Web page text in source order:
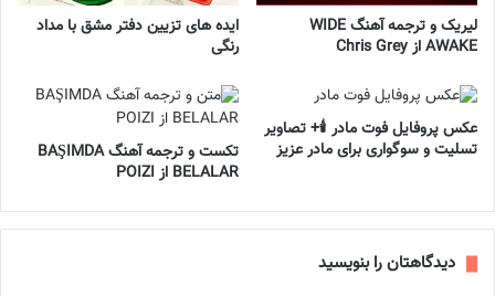
لیریک و ترجمه آهنگ WIDE
AWAKE از Chris Grey
ایده های تزیین دفتر مشق با مداد
رنگی
عکس پروفایل فوت مادر 🕯️+ تصاویر
تسلیت و سوگواری برای مادر عزیز
تکست و ترجمه آهنگ BAŞIMDA
BELALAR از POIZI
دیدگاهتان را بنویسید